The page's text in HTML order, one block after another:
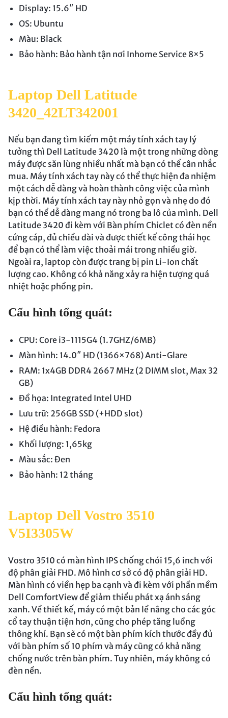
Display: 15.6″ HD
OS: Ubuntu
Màu: Black
Bảo hành: Bảo hành tận nơi Inhome Service 8×5
Laptop Dell Latitude
3420_42LT342001
Nếu bạn đang tìm kiếm một máy tính xách tay lý
tưởng thì Dell Latitude 3420 là một trong những dòng
máy được săn lùng nhiều nhất mà bạn có thể cân nhắc
mua. Máy tính xách tay này có thể thực hiện đa nhiệm
một cách dễ dàng và hoàn thành công việc của mình
kịp thời. Máy tính xách tay này nhỏ gọn và nhẹ do đó
bạn có thể dễ dàng mang nó trong ba lô của mình. Dell
Latitude 3420 đi kèm với Bàn phím Chiclet có đèn nền
cứng cáp, đủ chiều dài và được thiết kế công thái học
để bạn có thể làm việc thoải mái trong nhiều giờ.
Ngoài ra, laptop còn được trang bị pin Li-Ion chất
lượng cao. Không có khả năng xảy ra hiện tượng quá
nhiệt hoặc phồng pin.
Cấu hình tổng quát:
CPU: Core i3-1115G4 (1.7GHZ/6MB)
Màn hình: 14.0″ HD (1366×768) Anti-Glare
RAM: 1x4GB DDR4 2667 MHz (2 DIMM slot, Max 32
GB)
Đồ họa: Integrated Intel UHD
Lưu trữ: 256GB SSD (+HDD slot)
Hệ điều hành: Fedora
Khối lượng: 1,65kg
Màu sắc: Đen
Bảo hành: 12 tháng
Laptop Dell Vostro 3510
V5I3305W
Vostro 3510 có màn hình IPS chống chói 15,6 inch với
độ phân giải FHD. Mô hình cơ sở có độ phân giải HD.
Màn hình có viền hẹp ba cạnh và đi kèm với phần mềm
Dell ComfortView để giảm thiểu phát xạ ánh sáng
xanh. Về thiết kế, máy có một bản lề nâng cho các góc
cổ tay thuận tiện hơn, cũng cho phép tăng luồng
thông khí. Bạn sẽ có một bàn phím kích thước đầy đủ
với bàn phím số 10 phím và máy cũng có khả năng
chống nước trên bàn phím. Tuy nhiên, máy không có
đèn nền.
Cấu hình tổng quát: